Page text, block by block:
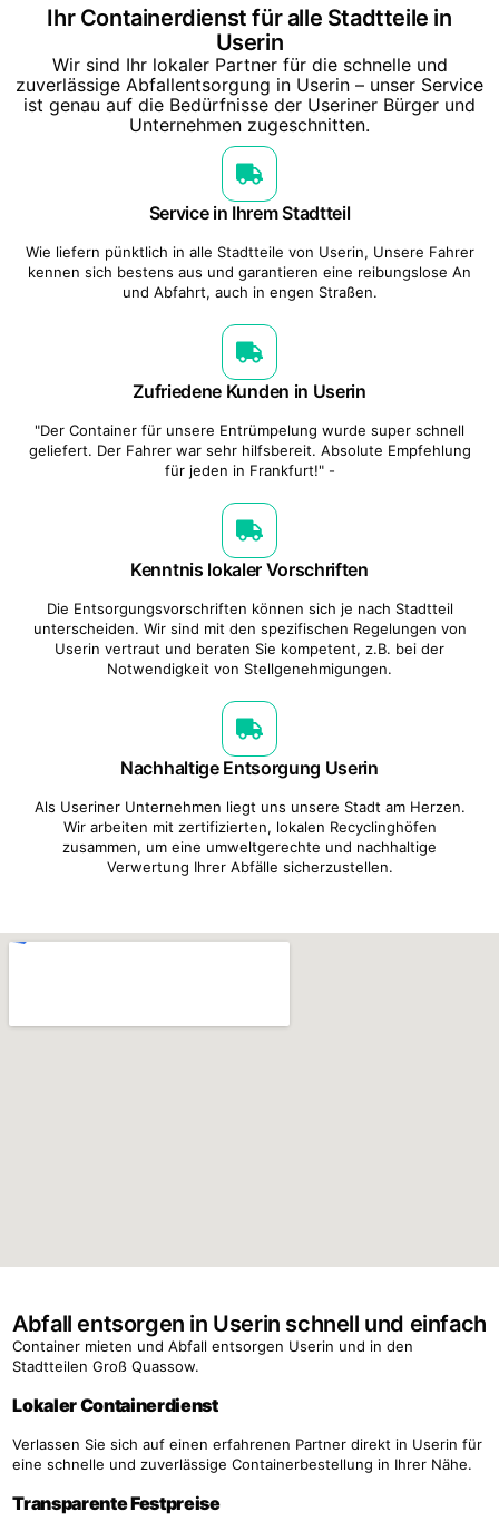
Ihr Containerdienst für alle Stadtteile in
Userin
Wir sind Ihr lokaler Partner für die schnelle und
zuverlässige Abfallentsorgung in Userin – unser Service
ist genau auf die Bedürfnisse der Useriner Bürger und
Unternehmen zugeschnitten.
Service in Ihrem Stadtteil
Wie liefern pünktlich in alle Stadtteile von Userin, Unsere Fahrer
kennen sich bestens aus und garantieren eine reibungslose An
und Abfahrt, auch in engen Straßen.
Zufriedene Kunden in Userin
"Der Container für unsere Entrümpelung wurde super schnell
geliefert. Der Fahrer war sehr hilfsbereit. Absolute Empfehlung
für jeden in Frankfurt!" -
Kenntnis lokaler Vorschriften
Die Entsorgungsvorschriften können sich je nach Stadtteil
unterscheiden. Wir sind mit den spezifischen Regelungen von
Userin vertraut und beraten Sie kompetent, z.B. bei der
Notwendigkeit von Stellgenehmigungen.
Nachhaltige Entsorgung Userin
Als Useriner Unternehmen liegt uns unsere Stadt am Herzen.
Wir arbeiten mit zertifizierten, lokalen Recyclinghöfen
zusammen, um eine umweltgerechte und nachhaltige
Verwertung Ihrer Abfälle sicherzustellen.
Abfall entsorgen in Userin schnell und einfach
Container mieten und Abfall entsorgen Userin und in den
Stadtteilen Groß Quassow.
Lokaler Containerdienst
Verlassen Sie sich auf einen erfahrenen Partner direkt in Userin für
eine schnelle und zuverlässige Containerbestellung in Ihrer Nähe.
Transparente Festpreise